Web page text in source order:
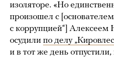
изоляторе. «Но
произошел с
с коррупцией“] Алексеем
осудили по делу
и в тот же день